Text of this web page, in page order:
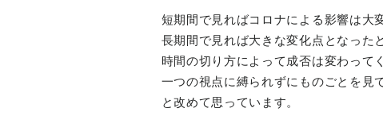
短期間で見ればコロナによる影響は大
長期間で見れば大きな変化点となった
時間の切り方によって成否は変わって
一つの視点に縛られずにものごとを見
と改めて思っています。